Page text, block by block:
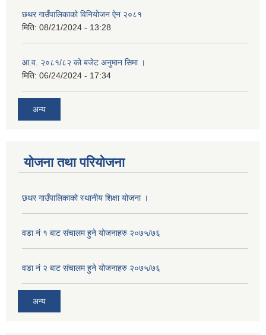
छथर गाउँपालिकाको विनियोजन ऐन २०८१
मिति: 08/21/2024 - 13:28
आ.व. २०८१/८२ को बजेट अनुमान सिमा ।
मिति: 06/24/2024 - 17:34
अन्य
योजना तथा परियोजना
छथर गाउँपालिकाको स्थानीय शिक्षा योजना ।
वडा नं १ बाट संचालम हुने योजनाहरु २०७५/७६
वडा नं २ बाट संचालम हुने योजनाहरु २०७५/७६
अन्य